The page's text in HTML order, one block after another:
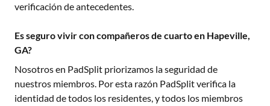
verificación de antecedentes.
Es seguro vivir con compañeros de cuarto en Hapeville,
GA?
Nosotros en PadSplit priorizamos la seguridad de
nuestros miembros. Por esta razón PadSplit verifica la
identidad de todos los residentes, y todos los miembros